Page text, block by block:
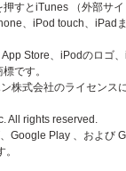
すとiTunes （外部サイ
、iPod touch、iPad
Store、iPodのロゴ
です。
株式会社のライセンス
All rights reserved.
Google Play 、および